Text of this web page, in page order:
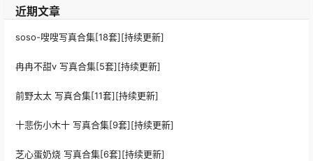
近期文章
soso-嗖嗖写真合集[18套][持续更新]
冉冉不甜v 写真合集[5套][持续更新]
前野太太 写真合集[11套][持续更新]
十悲伤小木十 写真合集[9套][持续更新]
芝心蛋奶烧 写真合集[6套][持续更新]